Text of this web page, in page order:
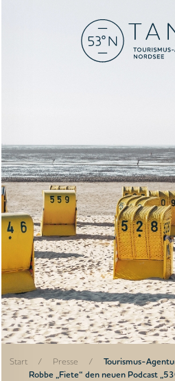
Start / Presse /
Tourismus-
Robbe „Fiete“ den neuen Podcast